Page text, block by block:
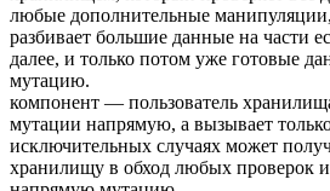
любые дополнительные
разбивает большие данные на части
далее, и только потом уже готовые
мутацию.
компонент — пользователь
мутации напрямую, а вызывает
исключительных случаях может
хранилищу в обход любых проверок